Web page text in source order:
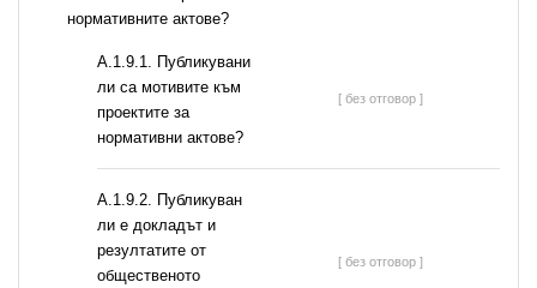
нормативните актове?
А.1.9.1. Публикувани
ли са мотивите към
проектите за
нормативни актове?
[ без отговор ]
А.1.9.2. Публикуван
ли е докладът и
резултатите от
общественото
[ без отговор ]